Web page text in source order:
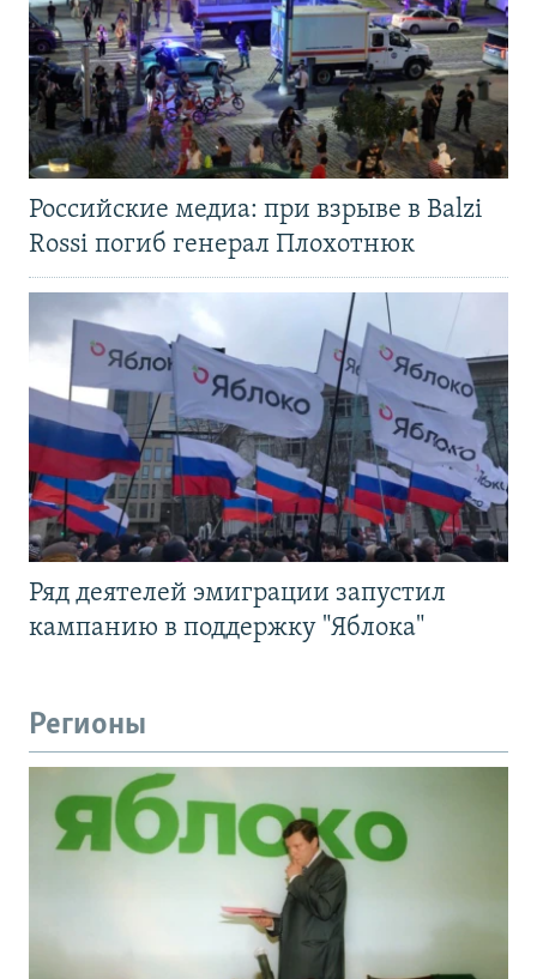
Российские медиа: при взрыве в Balzi
Rossi погиб генерал Плохотнюк
Ряд деятелей эмиграции запустил
кампанию в поддержку "Яблока"
Регионы